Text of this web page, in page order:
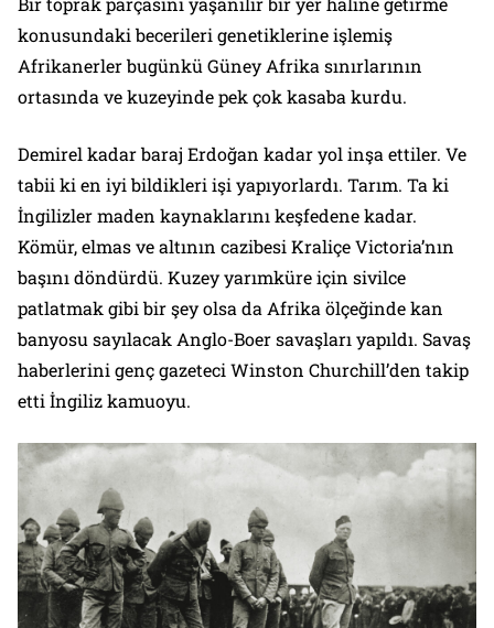
konusundaki becerileri genetiklerine işlemiş
Afrikanerler bugünkü Güney Afrika sınırlarının
ortasında ve kuzeyinde pek çok kasaba kurdu.
Demirel kadar baraj Erdoğan kadar yol inşa ettiler. Ve
tabii ki en iyi bildikleri işi yapıyorlardı. Tarım. Ta ki
İngilizler maden kaynaklarını keşfedene kadar.
Kömür, elmas ve altının cazibesi Kraliçe Victoria’nın
başını döndürdü. Kuzey yarımküre için sivilce
patlatmak gibi bir şey olsa da Afrika ölçeğinde kan
banyosu sayılacak Anglo-Boer savaşları yapıldı. Savaş
haberlerini genç gazeteci Winston Churchill’den takip
etti İngiliz kamuoyu.